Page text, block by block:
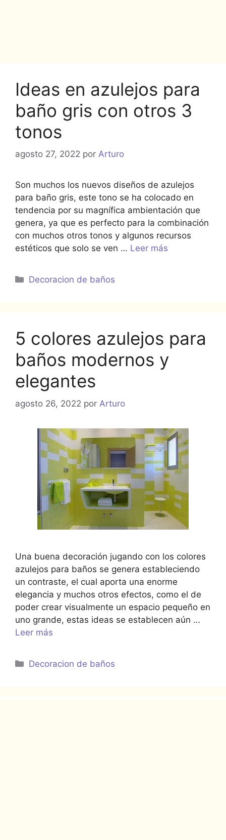
Ideas en azulejos para
baño gris con otros 3
tonos
agosto 27, 2022 por Arturo
Son muchos los nuevos diseños de azulejos
para baño gris, este tono se ha colocado en
tendencia por su magnífica ambientación que
genera, ya que es perfecto para la combinación
con muchos otros tonos y algunos recursos
estéticos que solo se ven … Leer más
Categorías
Decoracion de baños
5 colores azulejos para
baños modernos y
elegantes
agosto 26, 2022 por Arturo
Una buena decoración jugando con los colores
azulejos para baños se genera estableciendo
un contraste, el cual aporta una enorme
elegancia y muchos otros efectos, como el de
poder crear visualmente un espacio pequeño en
uno grande, estas ideas se establecen aún …
Leer más
Categorías
Decoracion de baños